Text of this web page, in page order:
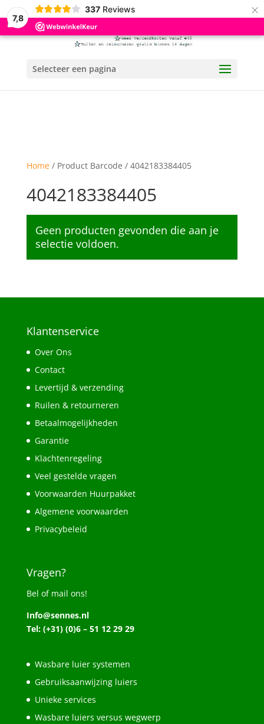
7,8
337 Reviews ×
Selecteer een pagina
Home/ Product Barcode / 4042183384405
4042183384405
Geen producten gevonden die aan je
selectie voldoen.
Klantenservice
Over Ons
Contact
Levertijd & verzending
Ruilen & retourneren
Betaalmogelijkheden
Garantie
Klachtenregeling
Veel gestelde vragen
Voorwaarden Huurpakket
Algemene voorwaarden
Privacybeleid
Vragen?
Bel of mail ons!
Info@sennes.nl
Tel: (+31) (0)6 – 51 12 29 29
Wasbare luier systemen
Gebruiksaanwijzing luiers
Unieke services
Wasbare luiers versus wegwerp